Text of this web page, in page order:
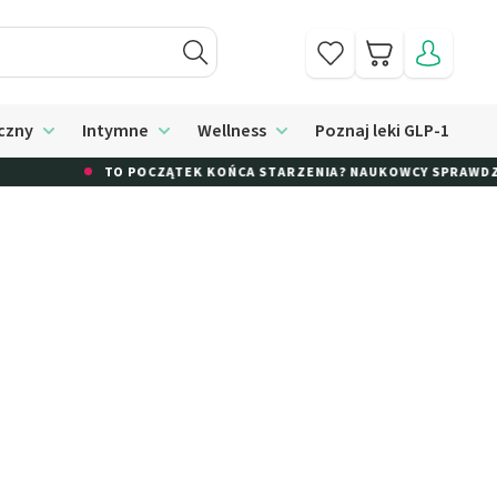
Koszyk
Rozwiń submenu: Sprzęt medyczny
Intymne Rozwiń submenu: Intymne
Wellness Rozwiń submenu: Wellness
Poznaj leki GLP-1
TO POCZĄTEK KOŃCA STARZENIA? NAUKOWCY SPRAWDZAJĄ!